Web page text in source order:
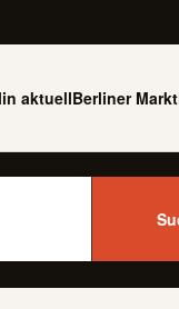
aktuellBerliner Markt